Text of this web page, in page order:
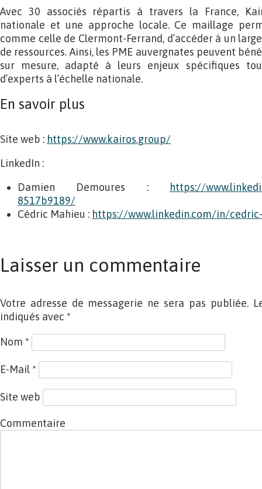
Avec 30 associés répartis à travers la France,
nationale et une approche locale. Ce maillage
comme celle de Clermont-Ferrand, d’accéder à un
de ressources. Ainsi, les PME auvergnates peuvent
sur mesure, adapté à leurs enjeux spécifiques
d’experts à l’échelle nationale.
En savoir plus
Site web : https://www.kairos.group/
LinkedIn :
Damien Demoures :
https://
8517b9189/
Cédric Mahieu : https://www.linkedin.com/in/
Laisser un commentaire
Votre adresse de messagerie ne sera pas publiée.
indiqués avec *
Nom *
E-Mail *
Site web
Commentaire